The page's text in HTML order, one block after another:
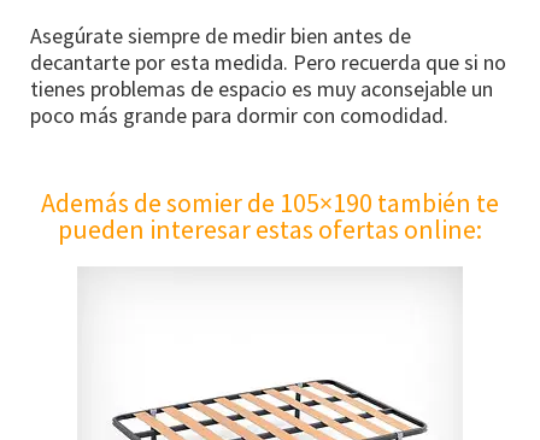
Asegúrate siempre de medir bien antes de
decantarte por esta medida. Pero recuerda que si no
tienes problemas de espacio es muy aconsejable un
poco más grande para dormir con comodidad.
Además de somier de 105×190 también te
pueden interesar estas ofertas online: